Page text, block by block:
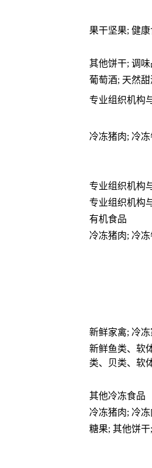
果干坚果; 健
其他饼干; 调
葡萄酒; 天然
专业组织机构
冷冻猪肉; 冷
专业组织机构
专业组织机构
有机食品
冷冻猪肉; 冷
新鲜家禽; 冷
新鲜鱼类、软
类、贝类、软
其他冷冻食品
冷冻猪肉; 冷
糖果; 其他饼